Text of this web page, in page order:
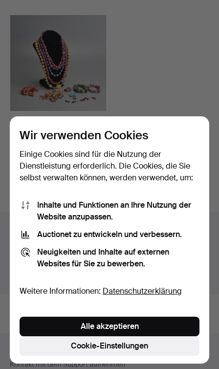
HALSKETTEN,
ARMBÄNDERN, OHRRI…
Beendet 30. Apr 2026
1 Gebot
34 USD
Sie suchen in unserem Archiv der beendeten
Auktionen.
Fußzeilen-
Navigation
Kontakt mit dem Support aufnehmen
Wir verwenden Cookies
Einige Cookies sind für die Nutzung der
Dienstleistung erforderlich. Die Cookies, die Sie
selbst verwalten können, werden verwendet, um:
Inhalte und Funktionen an Ihre Nutzung der
Website anzupassen.
Auctionet zu entwickeln und verbessern.
Neuigkeiten und Inhalte auf externen
Websites für Sie zu bewerben.
Weitere Informationen: Datenschutzerklärung
Cookie-Einstellungen
Alle akzeptieren